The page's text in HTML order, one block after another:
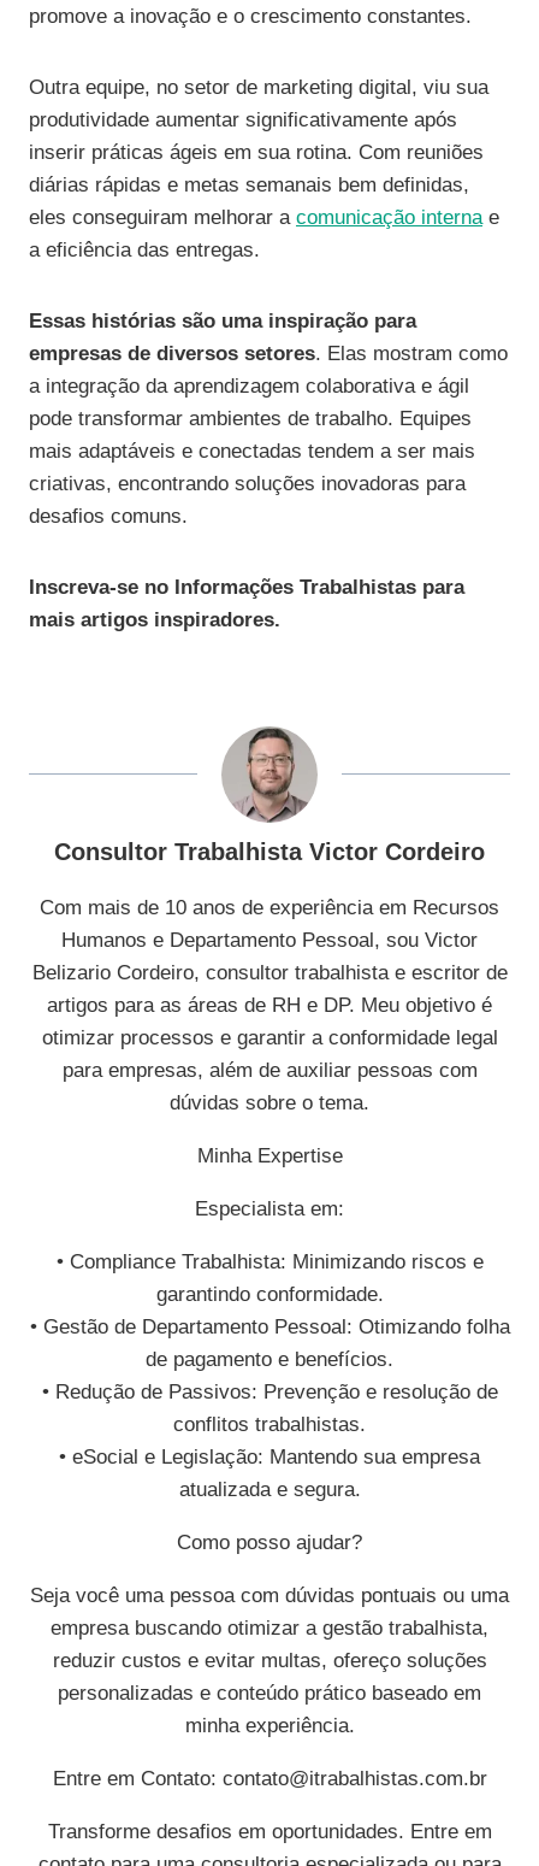
promove a inovação e o crescimento constantes.
Outra equipe, no setor de marketing digital, viu sua
produtividade aumentar significativamente após
inserir práticas ágeis em sua rotina. Com reuniões
diárias rápidas e metas semanais bem definidas,
eles conseguiram melhorar a comunicação internae
a eficiência das entregas.
Essas histórias são uma inspiração para
empresas de diversos setores. Elas mostram como
a integração da aprendizagem colaborativa e ágil
pode transformar ambientes de trabalho. Equipes
mais adaptáveis e conectadas tendem a ser mais
criativas, encontrando soluções inovadoras para
desafios comuns.
Inscreva-se no Informações Trabalhistas para
mais artigos inspiradores.
Consultor Trabalhista Victor Cordeiro
Com mais de 10 anos de experiência em Recursos
Humanos e Departamento Pessoal, sou Victor
Belizario Cordeiro, consultor trabalhista e escritor de
artigos para as áreas de RH e DP. Meu objetivo é
otimizar processos e garantir a conformidade legal
para empresas, além de auxiliar pessoas com
dúvidas sobre o tema.
Minha Expertise
Especialista em:
• Compliance Trabalhista: Minimizando riscos e
garantindo conformidade.
• Gestão de Departamento Pessoal: Otimizando folha
de pagamento e benefícios.
• Redução de Passivos: Prevenção e resolução de
conflitos trabalhistas.
• eSocial e Legislação: Mantendo sua empresa
atualizada e segura.
Como posso ajudar?
Seja você uma pessoa com dúvidas pontuais ou uma
empresa buscando otimizar a gestão trabalhista,
reduzir custos e evitar multas, ofereço soluções
personalizadas e conteúdo prático baseado em
minha experiência.
Entre em Contato: contato@itrabalhistas.com.br
Transforme desafios em oportunidades. Entre em